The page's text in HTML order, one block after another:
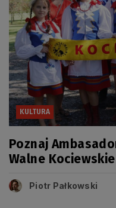
KULTURA
Poznaj
Walne
Piotr Pałkowski